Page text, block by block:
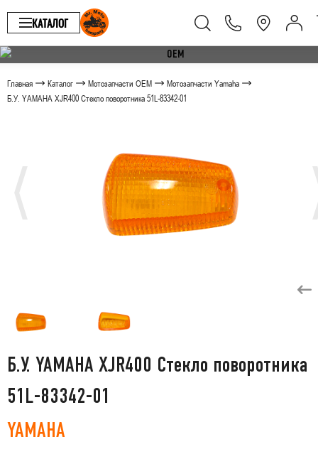
КАТАЛОГ
Главная Каталог Мотозапчасти OEM
Мотозапчасти Yamaha
Б.У. YAMAHA XJR400 Стекло поворотника 51L-83342-01
Б.У. YAMAHA XJR400 Стекло поворотника
51L-83342-01
YAMAHA